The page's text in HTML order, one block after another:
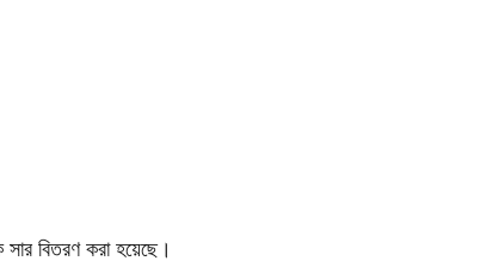
সার বিতরণ করা হয়েছে।